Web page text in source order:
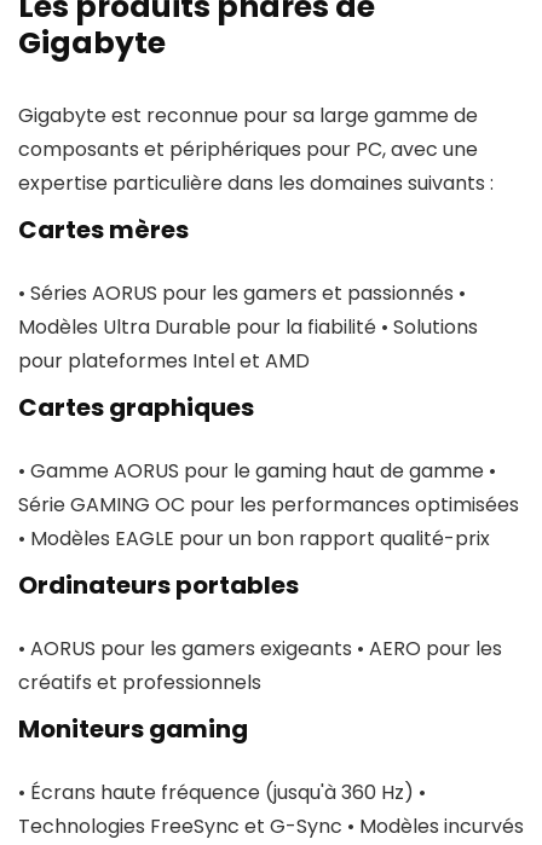
Gigabyte
Gigabyte est reconnue pour sa large gamme de
composants et périphériques pour PC, avec une
expertise particulière dans les domaines suivants :
Cartes mères
• Séries AORUS pour les gamers et passionnés •
Modèles Ultra Durable pour la fiabilité • Solutions
pour plateformes Intel et AMD
Cartes graphiques
• Gamme AORUS pour le gaming haut de gamme •
Série GAMING OC pour les performances optimisées
• Modèles EAGLE pour un bon rapport qualité-prix
Ordinateurs portables
• AORUS pour les gamers exigeants • AERO pour les
créatifs et professionnels
Moniteurs gaming
• Écrans haute fréquence (jusqu'à 360 Hz) •
Technologies FreeSync et G-Sync • Modèles incurvés